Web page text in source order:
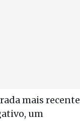
mais recente
um